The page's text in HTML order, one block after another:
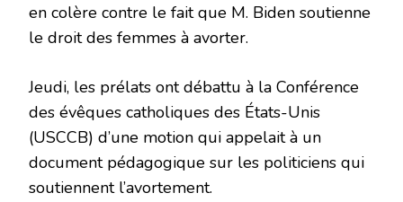
en colère contre le fait que M. Biden soutienne
le droit des femmes à avorter.
Jeudi, les prélats ont débattu à la Conférence
des évêques catholiques des États-Unis
(USCCB) d’une motion qui appelait à un
document pédagogique sur les politiciens qui
soutiennent l’avortement.